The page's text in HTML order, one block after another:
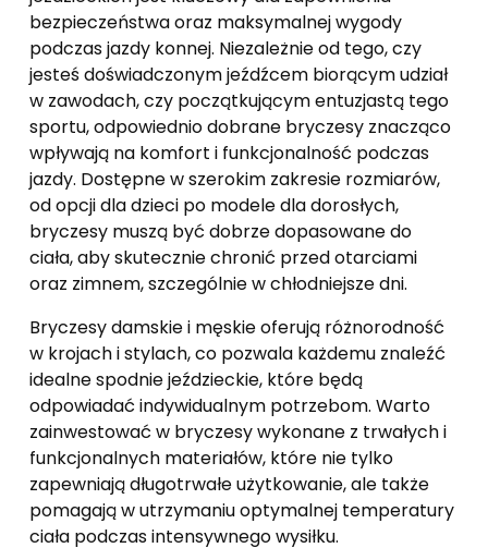
bezpieczeństwa oraz maksymalnej wygody
podczas jazdy konnej. Niezależnie od tego, czy
jesteś doświadczonym jeźdźcem biorącym udział
w zawodach, czy początkującym entuzjastą tego
sportu, odpowiednio dobrane bryczesy znacząco
wpływają na komfort i funkcjonalność podczas
jazdy. Dostępne w szerokim zakresie rozmiarów,
od opcji dla dzieci po modele dla dorosłych,
bryczesy muszą być dobrze dopasowane do
ciała, aby skutecznie chronić przed otarciami
oraz zimnem, szczególnie w chłodniejsze dni.
Bryczesy damskie i męskie oferują różnorodność
w krojach i stylach, co pozwala każdemu znaleźć
idealne spodnie jeździeckie, które będą
odpowiadać indywidualnym potrzebom. Warto
zainwestować w bryczesy wykonane z trwałych i
funkcjonalnych materiałów, które nie tylko
zapewniają długotrwałe użytkowanie, ale także
pomagają w utrzymaniu optymalnej temperatury
ciała podczas intensywnego wysiłku.